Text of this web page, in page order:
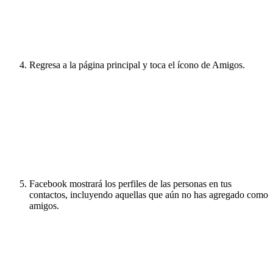
Regresa a la página principal y toca el ícono de Amigos.
Facebook mostrará los perfiles de las personas en tus
contactos, incluyendo aquellas que aún no has agregado como
amigos.